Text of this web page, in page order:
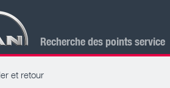
Recherche des points service
et retour